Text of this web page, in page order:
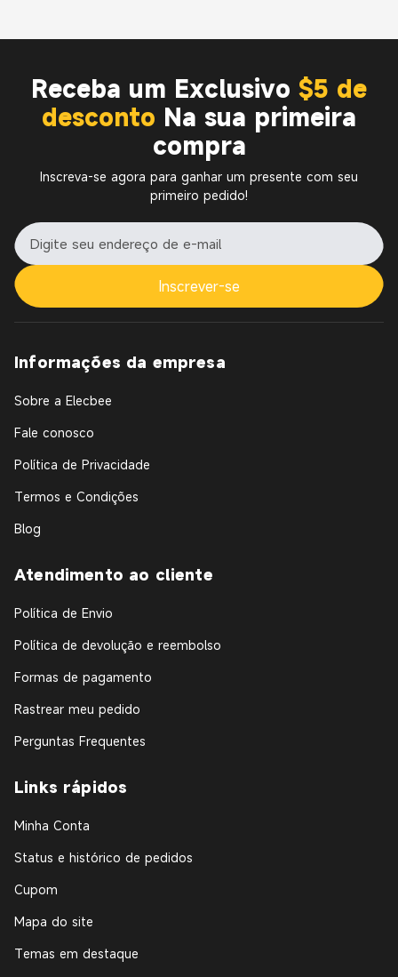
Receba um Exclusivo $5 de
desconto Na sua primeira
compra
Inscreva-se agora para ganhar um presente com seu
primeiro pedido!
Inscrever-se
Informações da empresa
Sobre a Elecbee
Fale conosco
Política de Privacidade
Termos e Condições
Blog
Atendimento ao cliente
Política de Envio
Política de devolução e reembolso
Formas de pagamento
Rastrear meu pedido
Perguntas Frequentes
Links rápidos
Minha Conta
Status e histórico de pedidos
Cupom
Mapa do site
Temas em destaque